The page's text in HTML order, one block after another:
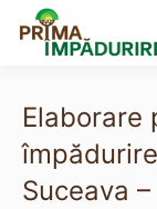
content
Elaborare
Suceava –